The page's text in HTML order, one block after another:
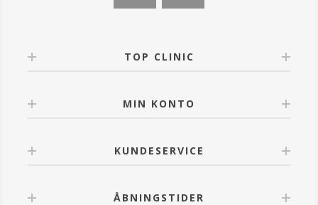
TOP CLINIC
MIN KONTO
KUNDESERVICE
ÅBNINGSTIDER